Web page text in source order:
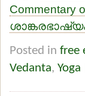
Commentary
Posted in free
Vedanta, Yoga